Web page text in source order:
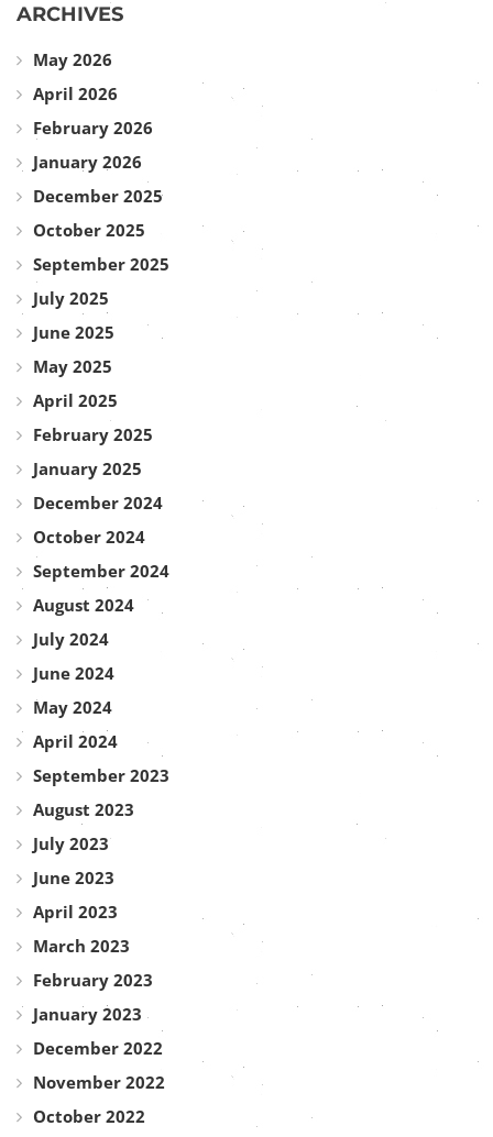
ARCHIVES
May 2026
April 2026
February 2026
January 2026
December 2025
October 2025
September 2025
July 2025
June 2025
May 2025
April 2025
February 2025
January 2025
December 2024
October 2024
September 2024
August 2024
July 2024
June 2024
May 2024
April 2024
September 2023
August 2023
July 2023
June 2023
April 2023
March 2023
February 2023
January 2023
December 2022
November 2022
October 2022